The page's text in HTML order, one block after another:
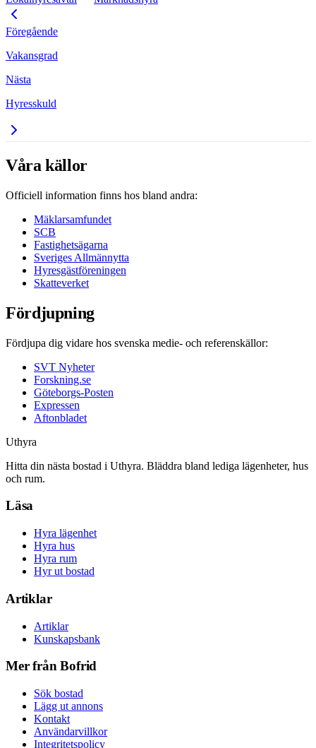
Föregående
Vakansgrad
Nästa
Hyresskuld
Våra källor
Officiell information finns hos bland andra:
Mäklarsamfundet
SCB
Fastighetsägarna
Sveriges Allmännytta
Hyresgästföreningen
Skatteverket
Fördjupning
Fördjupa dig vidare hos svenska medie- och referenskällor:
SVT Nyheter
Forskning.se
Göteborgs-Posten
Expressen
Aftonbladet
Uthyra
Hitta din nästa bostad i Uthyra. Bläddra bland lediga lägenheter, hus
och rum.
Läsa
Hyra lägenhet
Hyra hus
Hyra rum
Hyr ut bostad
Artiklar
Artiklar
Kunskapsbank
Mer från Bofrid
Sök bostad
Lägg ut annons
Kontakt
Användarvillkor
Integritetspolicy